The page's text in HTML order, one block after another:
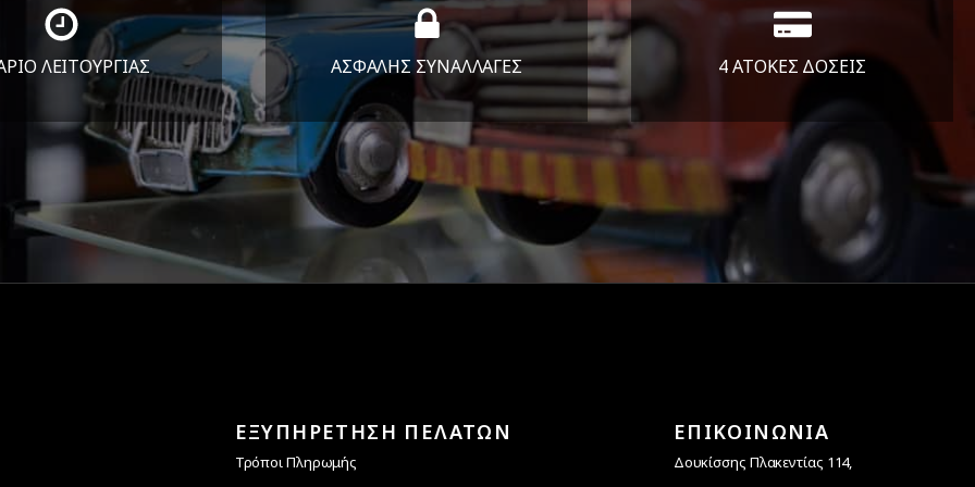
ΛΕΙΤΟΥΡΓΙΑΣ
ΠΑΡ 8:30-17:30
ΑΣΦΑΛΗΣ ΣΥΝΑΛΛΑΓΕΣ
Εγγυόμαστε την ασφάλεια
των συναλλαγών σας.
4 ΑΤΟΚΕΣ ΔΟΣΕΙΣ
Υποστηρίζουμε μέχρι και 4
άτοκες δόσεις
ΕΞΥΠΗΡΕΤΗΣΗ ΠΕΛΑΤΩΝ
Τρόποι Πληρωμής
ΕΠΙΚΟΙΝΩΝΙΑ
Δουκίσσης Πλακεντίας 114,